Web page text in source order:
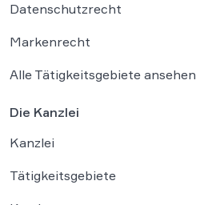
Datenschutzrecht
Markenrecht
Alle Tätigkeitsgebiete ansehen
Die Kanzlei
Kanzlei
Tätigkeitsgebiete